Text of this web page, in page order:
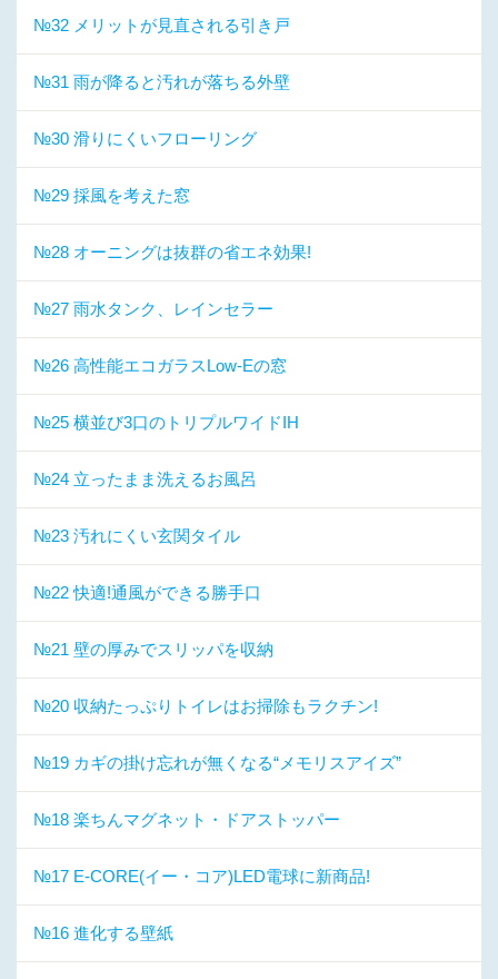
№32 メリットが見直される引き戸
№31 雨が降ると汚れが落ちる外壁
№30 滑りにくいフローリング
№29 採風を考えた窓
№28 オーニングは抜群の省エネ効果!
№27 雨水タンク、レインセラー
№26 高性能エコガラスLow-Eの窓
№25 横並び3口のトリプルワイドIH
№24 立ったまま洗えるお風呂
№23 汚れにくい玄関タイル
№22 快適!通風ができる勝手口
№21 壁の厚みでスリッパを収納
№20 収納たっぷりトイレはお掃除もラクチン!
№19 カギの掛け忘れが無くなる“メモリスアイズ”
№18 楽ちんマグネット・ドアストッパー
№17 E-CORE(イー・コア)LED電球に新商品!
№16 進化する壁紙